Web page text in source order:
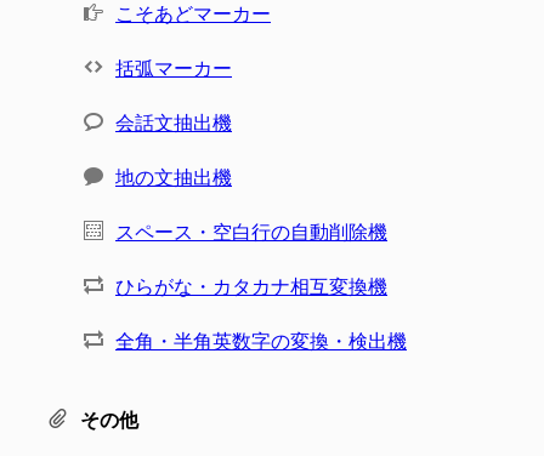
こそあどマーカー
括弧マーカー
会話文抽出機
地の文抽出機
スペース・空白行の自動削除機
ひらがな・カタカナ相互変換機
全角・半角英数字の変換・検出機
その他